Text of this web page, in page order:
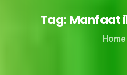
Tag: Manfaat
Home